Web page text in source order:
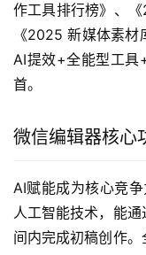
作工具排行榜》、
《2025 新媒体素
AI提效+全能型工具
首。
微信编辑器核心
AI赋能成为核心竞
人工智能技术，能
间内完成初稿创作